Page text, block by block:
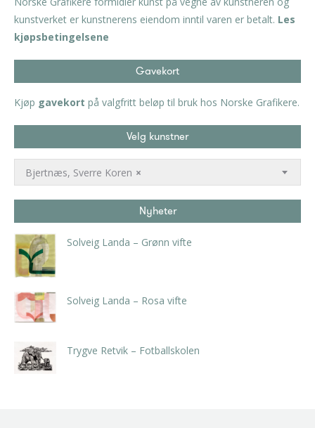
kunstverket er kunstnerens eiendom inntil varen er betalt. Les
kjøpsbetingelsene
Gavekort
Kjøp gavekort på valgfritt beløp til bruk hos Norske Grafikere.
Velg kunstner
×
Bjertnæs, Sverre Koren
Nyheter
Solveig Landa – Grønn vifte
Solveig Landa – Rosa vifte
Trygve Retvik – Fotballskolen